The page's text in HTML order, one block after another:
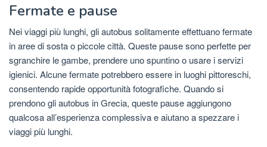
Fermate e pause
Nei viaggi più lunghi, gli autobus solitamente effettuano fermate
in aree di sosta o piccole città. Queste pause sono perfette per
sgranchire le gambe, prendere uno spuntino o usare i servizi
igienici. Alcune fermate potrebbero essere in luoghi pittoreschi,
consentendo rapide opportunità fotografiche. Quando si
prendono gli autobus in Grecia, queste pause aggiungono
qualcosa all’esperienza complessiva e aiutano a spezzare i
viaggi più lunghi.